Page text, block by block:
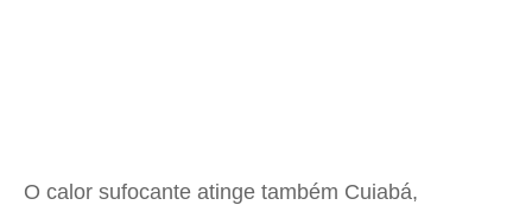
O calor sufocante atinge também Cuiabá,